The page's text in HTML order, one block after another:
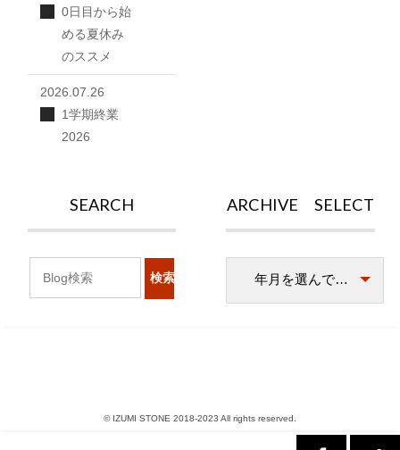
0日目から始
める夏休み
のススメ
2026.07.26
1学期終業
2026
ARCHIVE SELECT
SEARCH
© IZUMI STONE 2018-2023 All rights reserved.